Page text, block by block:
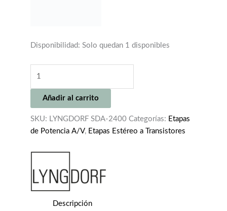
Disponibilidad: Solo quedan 1 disponibles
2400
cantidad
Añadir al carrito
SKU: LYNGDORF SDA-2400 Categorías: Etapas
de Potencia A/V, Etapas Estéreo a Transistores
Descripción